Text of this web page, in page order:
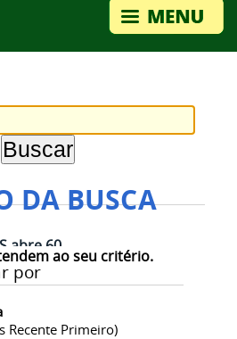
DA BUSCA
ao seu critério.
por
Recente Primeiro)
abre 60
modificação